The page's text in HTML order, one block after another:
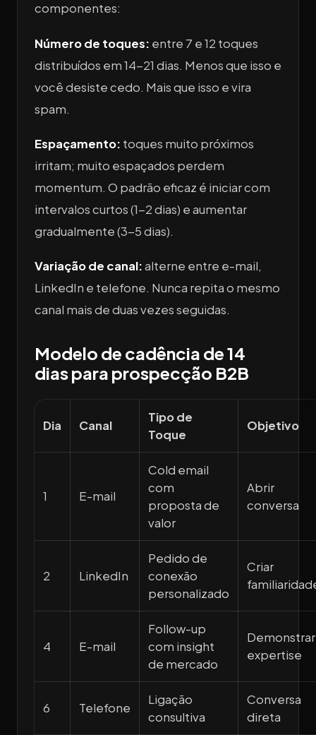
componentes:
Número de toques: entre 7 e 12 toques
distribuídos em 14-21 dias. Menos que isso e
você desiste cedo. Mais que isso e vira
spam.
Espaçamento: toques muito próximos
irritam; muito espaçados perdem
momentum. O padrão eficaz é iniciar com
intervalos curtos (1-2 dias) e aumentar
gradualmente (3-5 dias).
Variação de canal:alterne entre e-mail,
LinkedIn e telefone. Nunca repita o mesmo
canal mais de duas vezes seguidas.
Modelo de cadência de 14
dias para prospecção B2B
Dia Canal
Tipo de
Toque
Objetivo
1 E-mail
Cold email
com
proposta de
valor
Abrir
conversa
2 LinkedIn
Pedido de
conexão
personalizado
Criar
4 E-mail
Follow-up
com insight
de mercado
Demonstrar
expertise
6 Telefone
Ligação
consultiva
Conversa
direta